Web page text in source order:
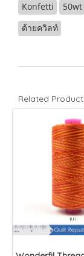
Konfetti 50wt
ด้ายควิลท์
Related Product